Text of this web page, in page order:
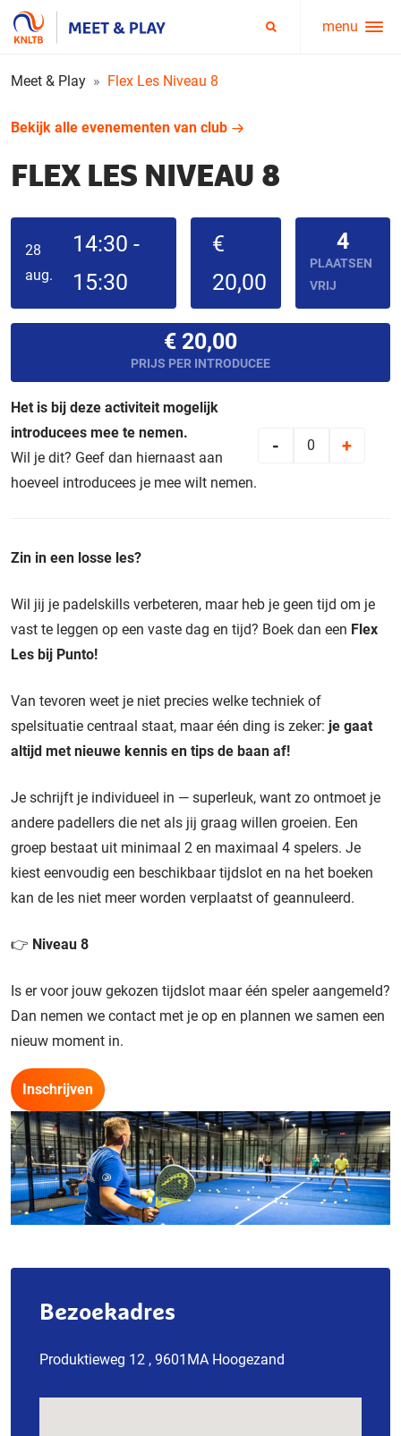
Service
menu
menu
Meet & Play Flex Les Niveau 8
Bekijk alle evenementen van club
FLEX LES NIVEAU 8
28
aug.
14:30 -
15:30
€
20,00
4
PLAATSEN
VRIJ
€ 20,00
PRIJS PER INTRODUCEE
Het is bij deze activiteit mogelijk
introducees mee te nemen.
Wil je dit? Geef dan hiernaast aan
hoeveel introducees je mee wilt nemen.
- 0 +
Zin in een losse les?
Wil jij je padelskills verbeteren, maar heb je geen tijd om je
vast te leggen op een vaste dag en tijd? Boek dan een Flex
Les bij Punto!
Van tevoren weet je niet precies welke techniek of
spelsituatie centraal staat, maar één ding is zeker: je gaat
altijd met nieuwe kennis en tips de baan af!
Je schrijft je individueel in — superleuk, want zo ontmoet je
andere padellers die net als jij graag willen groeien. Een
groep bestaat uit minimaal 2 en maximaal 4 spelers. Je
kiest eenvoudig een beschikbaar tijdslot en na het boeken
kan de les niet meer worden verplaatst of geannuleerd.
👉 Niveau 8
Is er voor jouw gekozen tijdslot maar één speler aangemeld?
Dan nemen we contact met je op en plannen we samen een
nieuw moment in.
Inschrijven
Bezoekadres
Produktieweg 12 , 9601MA Hoogezand